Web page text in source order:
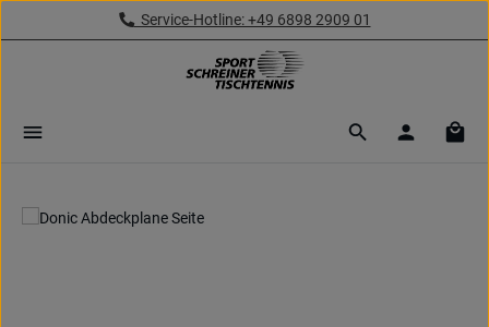
Zum Hauptinhalt springenService-Hotline: +49 6898 2909 01
Bildergalerie überspringen